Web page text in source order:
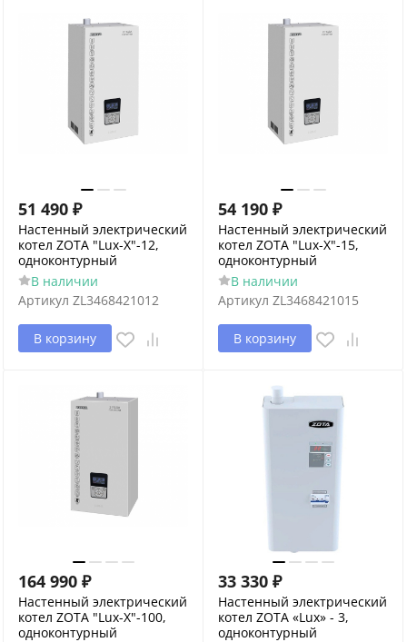
51 490 ₽
Настенный электрический
котел ZOTA "Lux-X"-12,
одноконтурный
В наличии
Артикул ZL3468421012
В корзину
54 190 ₽
Настенный электрический
котел ZOTA "Lux-X"-15,
одноконтурный
В наличии
Артикул ZL3468421015
В корзину
164 990 ₽
Настенный электрический
котел ZOTA "Lux-X"-100,
одноконтурный
33 330 ₽
Настенный электрический
котел ZOTA «Lux» - 3,
одноконтурный